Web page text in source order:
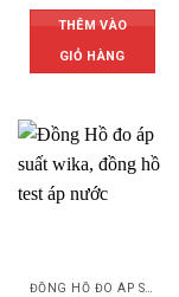
THÊM VÀO
GIỎ HÀNG